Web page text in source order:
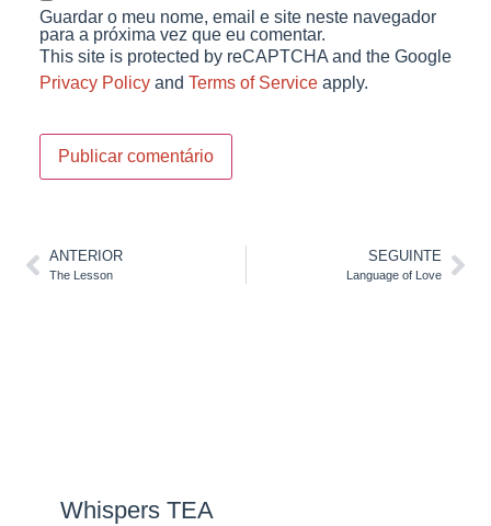
Guardar o meu nome, email e site neste navegador
para a próxima vez que eu comentar.
This site is protected by reCAPTCHA and the Google
Privacy Policyand Terms of Serviceapply.
ANTERIOR
The Lesson
SEGUINTE
Language of Love
Whispers TEA